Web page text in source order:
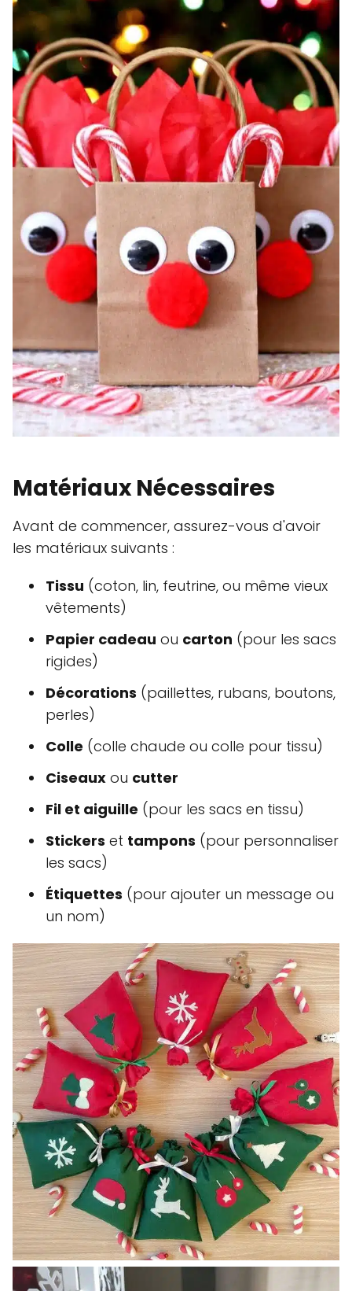
Matériaux Nécessaires
Avant de commencer, assurez-vous d'avoir
les matériaux suivants :
Tissu (coton, lin, feutrine, ou même vieux
vêtements)
Papier cadeau ou carton (pour les sacs
rigides)
Décorations (paillettes, rubans, boutons,
perles)
Colle (colle chaude ou colle pour tissu)
Ciseaux ou cutter
Fil et aiguille (pour les sacs en tissu)
Stickers et tampons (pour personnaliser
les sacs)
Étiquettes (pour ajouter un message ou
un nom)